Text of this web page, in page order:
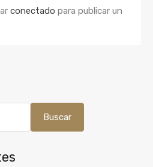
conectado para publicar un
Buscar